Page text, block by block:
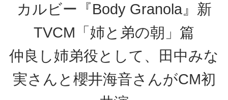
カルビー『Body Granola』新
TVCM「姉と弟の朝」篇
仲良し姉弟役として、田中みな
実さんと櫻井海音さんがCM初